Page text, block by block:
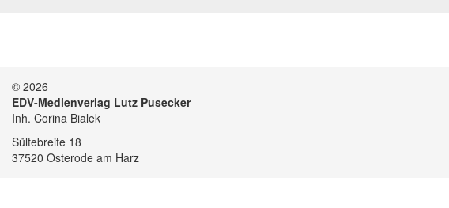
© 2026
EDV-Medienverlag Lutz Pusecker
Inh. Corina Bialek
Sültebreite 18
37520 Osterode am Harz